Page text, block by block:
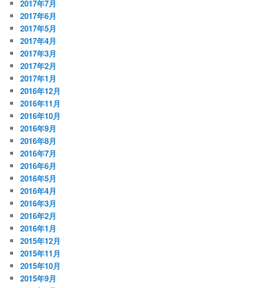
2017年7月
2017年6月
2017年5月
2017年4月
2017年3月
2017年2月
2017年1月
2016年12月
2016年11月
2016年10月
2016年9月
2016年8月
2016年7月
2016年6月
2016年5月
2016年4月
2016年3月
2016年2月
2016年1月
2015年12月
2015年11月
2015年10月
2015年9月